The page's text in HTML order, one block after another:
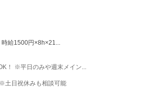
時給1500円×8h×21...
！ ※平日のみや週末メイン...
土日祝休みも相談可能